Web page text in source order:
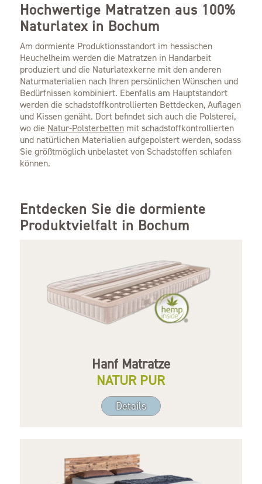
Hochwertige Matratzen aus 100%
Naturlatex in Bochum
Am dormiente Produktionsstandort im hessischen
Heuchelheim werden die Matratzen in Handarbeit
produziert und die Naturlatexkerne mit den anderen
Naturmaterialien nach Ihren persönlichen Wünschen und
Bedürfnissen kombiniert. Ebenfalls am Hauptstandort
werden die schadstoffkontrollierten Bettdecken, Auflagen
und Kissen genäht. Dort befindet sich auch die Polsterei,
wo die Natur-Polsterbettenmit schadstoffkontrollierten
und natürlichen Materialien aufgepolstert werden, sodass
Sie größtmöglich unbelastet von Schadstoffen schlafen
können.
Entdecken Sie die dormiente
Produktvielfalt in Bochum
Hanf Matratze
NATUR PUR
Details